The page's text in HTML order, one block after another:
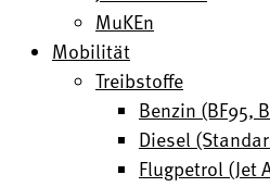
MuKEn
Mobilität
Treibstoffe
Benzin (BF95,
Diesel
Flugpetrol (Jet